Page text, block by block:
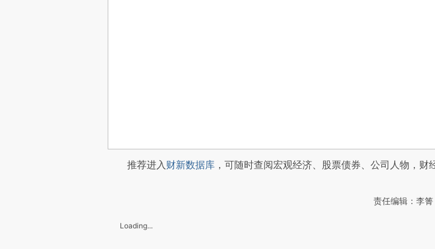
推荐进入财新数据库 ，可随时查阅宏观经济、股票债券、公司人物，财
责任编辑：李
Loading...